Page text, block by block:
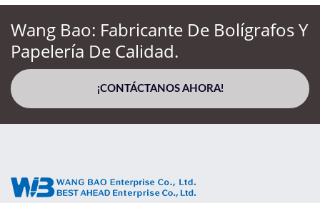
Wang Bao: Fabricante De Bolígrafos Y
Papelería De Calidad.
¡CONTÁCTANOS AHORA!